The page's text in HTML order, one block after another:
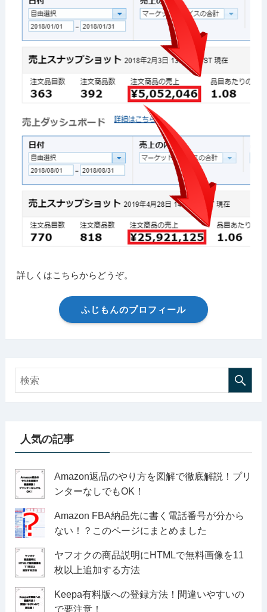
詳しくはこちらからどうぞ。
ふじもんのプロフィール
人気の記事
Amazon返品のやり方を図解で徹底解説！プリ
ンターなしでもOK！
Amazon FBA納品先に書く電話番号が分から
ない！？このページにまとめました
ヤフオクの商品説明にHTMLで無料画像を11
枚以上追加する方法
Keepa有料版への登録方法！間違いやすいの
で要注意！